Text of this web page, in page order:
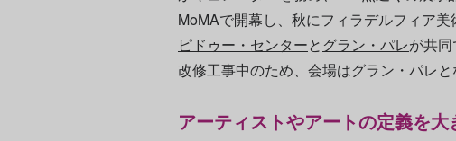
MoMAで開幕し、秋にフィラデルフィア
ピドゥー・センターと グラン・パレが共
改修工事中のため、会場はグラン・パレと
アーティストやアートの定義を